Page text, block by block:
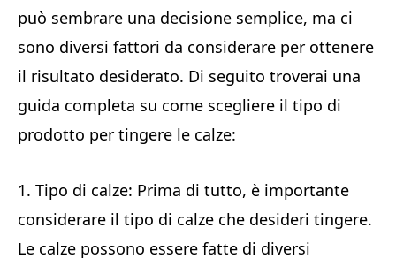
può sembrare una decisione semplice, ma ci
sono diversi fattori da considerare per ottenere
il risultato desiderato. Di seguito troverai una
guida completa su come scegliere il tipo di
prodotto per tingere le calze:
1. Tipo di calze: Prima di tutto, è importante
considerare il tipo di calze che desideri tingere.
Le calze possono essere fatte di diversi